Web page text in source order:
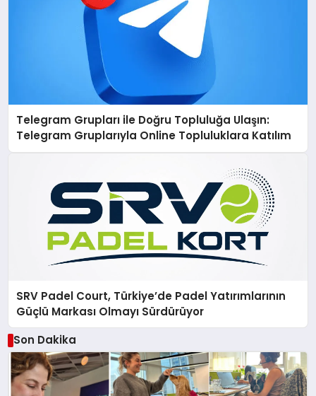
Telegram Grupları ile Doğru Topluluğa Ulaşın:
Telegram Gruplarıyla Online Topluluklara Katılım
SRV Padel Court, Türkiye’de Padel Yatırımlarının
Güçlü Markası Olmayı Sürdürüyor
Son Dakika